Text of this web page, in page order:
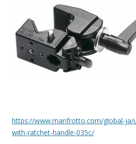
https://www.manfrotto.com/global-ja/
with-ratchet-handle-035c/